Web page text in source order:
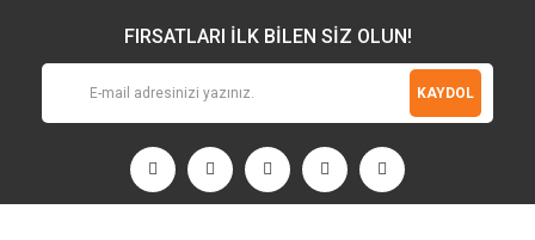
FIRSATLARI İLK BİLEN SİZ OLUN!
KAYDOL